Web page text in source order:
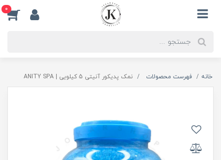
0
خانه فهرست محصولات نمک پدیکور آنیتی 5 کیلویی | ANITY SPA